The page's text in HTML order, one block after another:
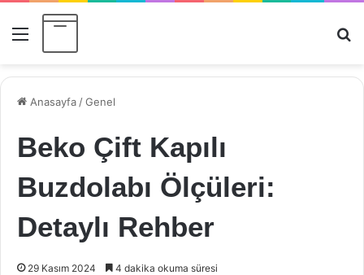
Menü
Anasayfa /Genel
Beko Çift Kapılı
Buzdolabı Ölçüleri:
Detaylı Rehber
29 Kasım 2024 4 dakika okuma süresi